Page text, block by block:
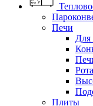
Печи
Плиты